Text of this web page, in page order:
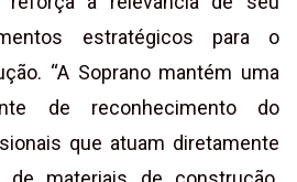
estratégicos para o
“A Soprano mantém uma
de reconhecimento do
que atuam diretamente